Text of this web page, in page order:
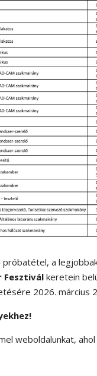
a
Fesztivál keretein
2026. március
weboldalunkat,